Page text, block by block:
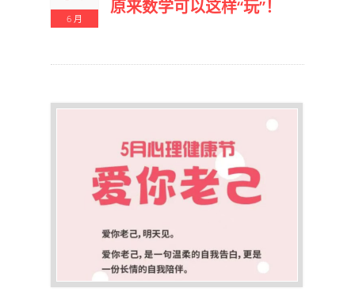
6 月
原来数学可以这样“玩”！